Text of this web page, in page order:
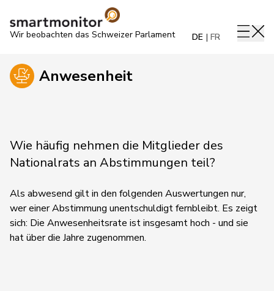
Wir beobachten das Schweizer Parlament DE FR
Anwesenheit
Wie häufig nehmen die Mitglieder des
Nationalrats an Abstimmungen teil?
Als abwesend gilt in den folgenden Auswertungen nur,
wer einer Abstimmung unentschuldigt fernbleibt. Es zeigt
sich: Die Anwesenheitsrate ist insgesamt hoch - und sie
hat über die Jahre zugenommen.